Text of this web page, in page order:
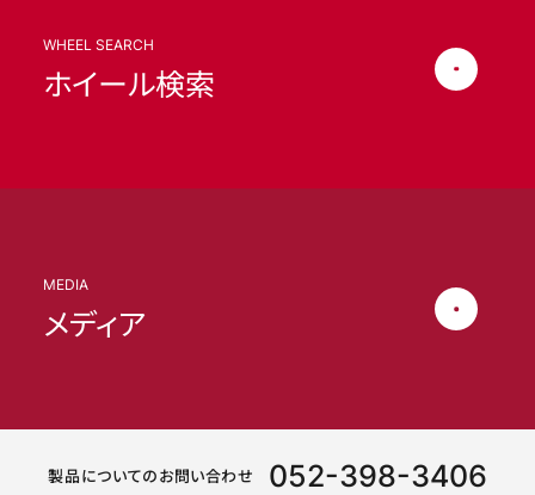
MEDIA
メディア
WHEEL SEARCH
ホイール検索
製品についてのお問い合わせ 052-398-3406